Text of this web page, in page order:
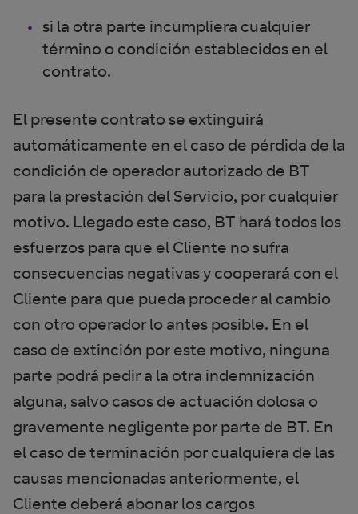
si la otra parte incumpliera cualquier
término o condición establecidos en el
contrato.
El presente contrato se extinguirá
automáticamente en el caso de pérdida de la
condición de operador autorizado de BT
para la prestación del Servicio, por cualquier
motivo. Llegado este caso, BT hará todos los
esfuerzos para que el Cliente no sufra
consecuencias negativas y cooperará con el
Cliente para que pueda proceder al cambio
con otro operador lo antes posible. En el
caso de extinción por este motivo, ninguna
parte podrá pedir a la otra indemnización
alguna, salvo casos de actuación dolosa o
gravemente negligente por parte de BT. En
el caso de terminación por cualquiera de las
causas mencionadas anteriormente, el
Cliente deberá abonar los cargos